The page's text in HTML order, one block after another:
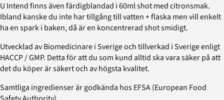
U Intend finns även färdigblandad i 60ml shot med citronsmak.
Ibland kanske du inte har tillgång till vatten + flaska men vill enkelt
ha en spark i baken, då är en koncentrerad shot smidigt.
Utvecklad av Biomedicinare i Sverige och tillverkad i Sverige enligt
HACCP / GMP. Detta för att du som kund alltid ska vara säker på att
det du köper är säkert och av högsta kvalitet.
Samtliga ingredienser är godkända hos EFSA (European Food